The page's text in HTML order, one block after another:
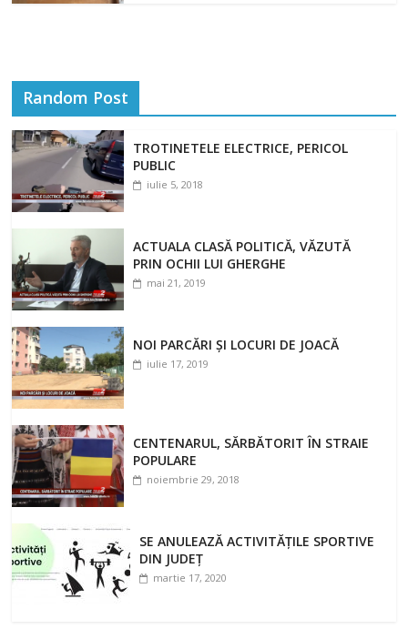
Random Post
TROTINETELE ELECTRICE, PERICOL
PUBLIC
iulie 5, 2018
ACTUALA CLASĂ POLITICĂ, VĂZUTĂ
PRIN OCHII LUI GHERGHE
mai 21, 2019
NOI PARCĂRI ȘI LOCURI DE JOACĂ
iulie 17, 2019
CENTENARUL, SĂRBĂTORIT ÎN STRAIE
POPULARE
noiembrie 29, 2018
SE ANULEAZĂ ACTIVITĂȚILE SPORTIVE
DIN JUDEȚ
martie 17, 2020